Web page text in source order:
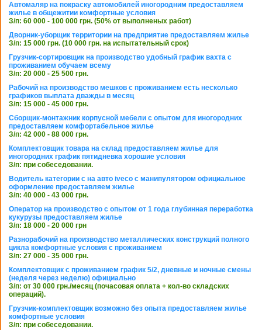
Автомаляр на покраску автомобилей иногородним предоставляем
жилье в общежитии комфортные условия
З/п: 60 000 - 100 000 грн. (50% от выполненых работ)
Дворник-уборщик территории на предприятие предоставляем жилье
З/п: 15 000 грн. (10 000 грн. на испытательный срок)
Грузчик-сортировщик на производство удобный график вахта с
проживанием обучаем всему
З/п: 20 000 - 25 500 грн.
Рабочий на производство мешков с проживанием есть несколько
графиков выплата дважды в месяц
З/п: 15 000 - 45 000 грн.
Сборщик-монтажник корпусной мебели с опытом для иногородних
предоставляем комфортабельное жилье
З/п: 42 000 - 88 000 грн.
Комплектовщик товара на склад предоставляем жилье для
иногородних график пятидневка хорошие условия
З/п: при собеседовании.
Водитель категории с на авто iveco с манипулятором официальное
оформление предоставляем жилье
З/п: 40 000 - 43 000 грн.
Оператор на производство с опытом от 1 года глубинная переработка
кукурузы предоставляем жилье
З/п: 18 000 - 20 000 грн
Разнорабочий на производство металлических конструкций полного
цикла комфортные условия с проживанием
З/п: 27 000 - 35 000 грн.
Комплектовщик с проживанием график 5/2, дневные и ночные смены
(неделя через неделю) официально
З/п: от 30 000 грн./месяц (почасовая оплата + кол-во складских
операций).
Грузчик-комплектовщик возможно без опыта предоставляем жилье
комфортные условия
З/п: при собеседовании.